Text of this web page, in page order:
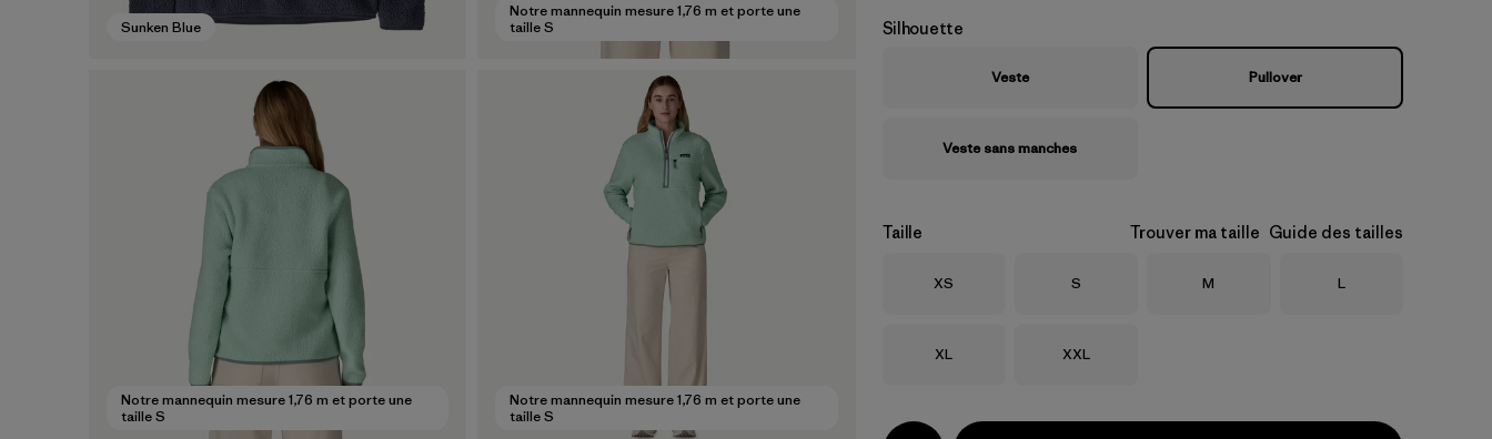
Sunken Blue
Notre mannequin mesure 1,76 m et porte une
taille S
Notre mannequin mesure 1,76 m et porte une
taille S
Notre mannequin mesure 1,76 m et porte une
taille S
Silhouette
Veste Pullover
Veste sans manches
Taille Trouver ma taille Guide des tailles
Taille
XS Taille
S Taille
M Taille
L
Taille
XL Taille
XXL